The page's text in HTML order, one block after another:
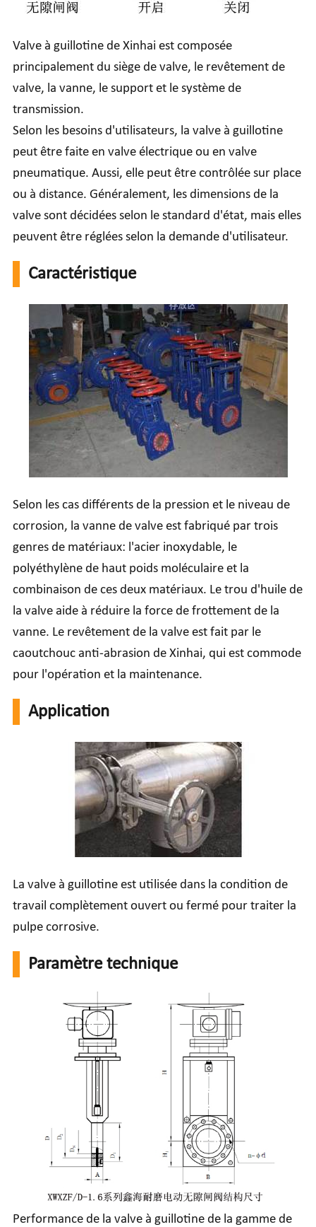
Valve à guillotine de Xinhai est composée
principalement du siège de valve, le revêtement de
valve, la vanne, le support et le système de
transmission.
Selon les besoins d'utilisateurs, la valve à guillotine
peut être faite en valve électrique ou en valve
pneumatique. Aussi, elle peut être contrôlée sur place
ou à distance. Généralement, les dimensions de la
valve sont décidées selon le standard d'état, mais elles
peuvent être réglées selon la demande d'utilisateur.
Caractéristique
Selon les cas différents de la pression et le niveau de
corrosion, la vanne de valve est fabriqué par trois
genres de matériaux: l'acier inoxydable, le
polyéthylène de haut poids moléculaire et la
combinaison de ces deux matériaux. Le trou d'huile de
la valve aide à réduire la force de frottement de la
vanne. Le revêtement de la valve est fait par le
caoutchouc anti-abrasion de Xinhai, qui est commode
pour l'opération et la maintenance.
Application
La valve à guillotine est utilisée dans la condition de
travail complètement ouvert ou fermé pour traiter la
pulpe corrosive.
Paramètre technique
Performance de la valve à guillotine de la gamme de